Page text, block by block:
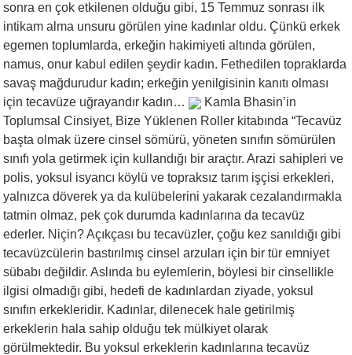
sonra en çok etkilenen olduğu gibi, 15 Temmuz sonrası ilk
intikam alma unsuru görülen yine kadınlar oldu. Çünkü erkek
egemen toplumlarda, erkeğin hakimiyeti altında görülen,
namus, onur kabul edilen şeydir kadın. Fethedilen topraklarda
savaş mağdurudur kadın; erkeğin yenilgisinin kanıtı olması
için tecavüze uğrayandır kadın…
Kamla Bhasin’in
Toplumsal Cinsiyet, Bize Yüklenen Roller kitabında “Tecavüz
başta olmak üzere cinsel sömürü, yöneten sınıfın sömürülen
sınıfı yola getirmek için kullandığı bir araçtır. Arazi sahipleri ve
polis, yoksul isyancı köylü ve topraksız tarım işçisi erkekleri,
yalnızca döverek ya da kulübelerini yakarak cezalandırmakla
tatmin olmaz, pek çok durumda kadınlarına da tecavüz
ederler. Niçin? Açıkçası bu tecavüzler, çoğu kez sanıldığı gibi
tecavüzcülerin bastırılmış cinsel arzuları için bir tür emniyet
sübabı değildir. Aslında bu eylemlerin, böylesi bir cinsellikle
ilgisi olmadığı gibi, hedefi de kadınlardan ziyade, yoksul
sınıfın erkekleridir. Kadınlar, dilenecek hale getirilmiş
erkeklerin hala sahip olduğu tek mülkiyet olarak
görülmektedir. Bu yoksul erkeklerin kadınlarına tecavüz